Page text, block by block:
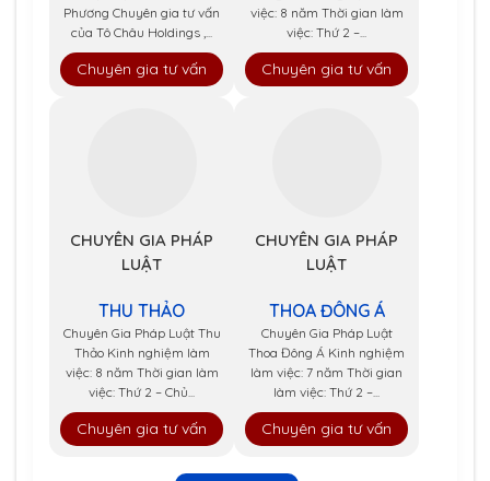
Phương Chuyên gia tư vấn
của Tô Châu Holdings ,...
Chuyên gia tư vấn
việc: 8 năm Thời gian làm
việc: Thứ 2 –...
Chuyên gia tư vấn
CHUYÊN GIA PHÁP
LUẬT
THU THẢO
Chuyên Gia Pháp Luật Thu
Thảo Kinh nghiệm làm
việc: 8 năm Thời gian làm
việc: Thứ 2 – Chủ...
Chuyên gia tư vấn
CHUYÊN GIA PHÁP
LUẬT
THOA ĐÔNG Á
Chuyên Gia Pháp Luật
Thoa Đông Á Kinh nghiệm
làm việc: 7 năm Thời gian
làm việc: Thứ 2 –...
Chuyên gia tư vấn